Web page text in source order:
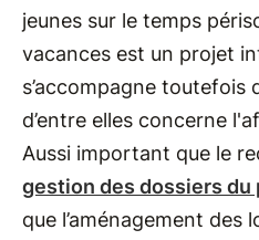
jeunes sur le temps
vacances est un projet
s’accompagne toutefois
d’entre elles concerne
Aussi important que le
gestion des dossiers du
que l’aménagement des